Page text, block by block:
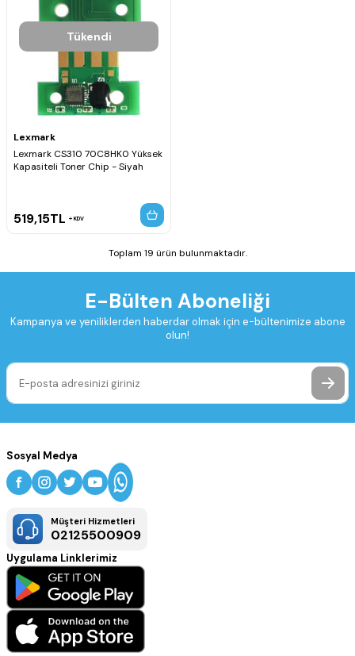
Tükendi
Lexmark
Lexmark CS310 70C8HK0 Yüksek
Kapasiteli Toner Chip - Siyah
519,15TL KDV
Toplam 19 ürün bulunmaktadır.
E-Bülten Aboneliği
Kampanya ve yeniliklerden haberdar olmak için e-bültenimize abone
olun!
Sosyal Medya
Müşteri Hizmetleri
02125500909
Uygulama Linklerimiz